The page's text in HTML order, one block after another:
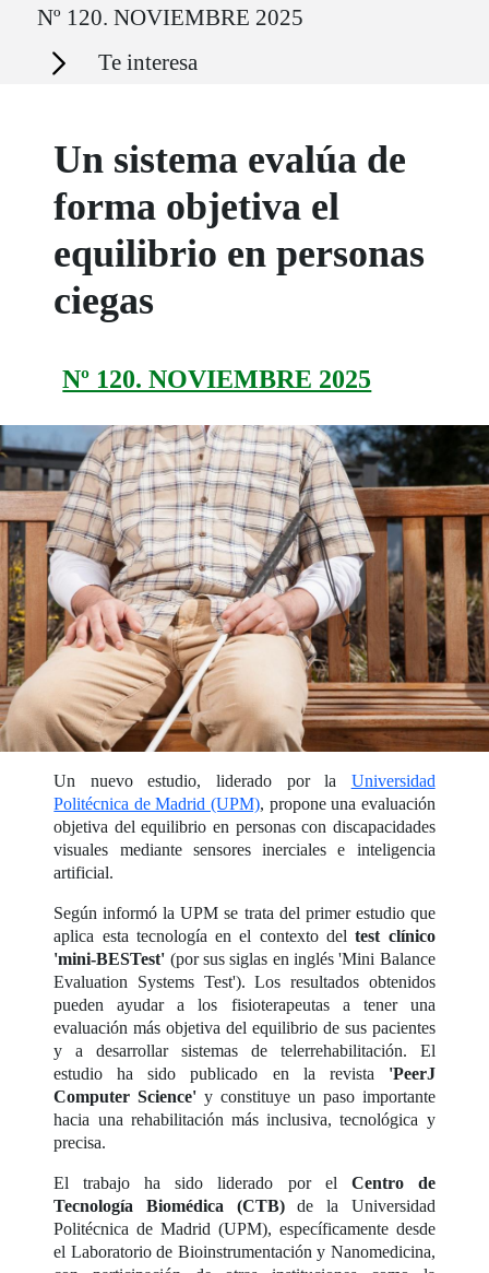
Nº 120. NOVIEMBRE 2025
Secciones Te interesa
Un sistema evalúa de
forma objetiva el
equilibrio en personas
ciegas
Nº 120. NOVIEMBRE 2025
Un nuevo estudio, liderado por la Universidad
Politécnica de Madrid (UPM), propone una evaluación
objetiva del equilibrio en personas con discapacidades
visuales mediante sensores inerciales e inteligencia
artificial.
Según informó la UPM se trata del primer estudio que
aplica esta tecnología en el contexto deltest clínico
'mini-BESTest' (por sus siglas en inglés 'Mini Balance
Evaluation Systems Test'). Los resultados obtenidos
pueden ayudar a los fisioterapeutas a tener una
evaluación más objetiva del equilibrio de sus pacientes
y a desarrollar sistemas de telerrehabilitación. El
estudio ha sido publicado en la revista 'PeerJ
Computer Science' y constituye un paso importante
hacia una rehabilitación más inclusiva, tecnológica y
precisa.
El trabajo ha sido liderado por el Centro de
Tecnología Biomédica (CTB)de la Universidad
Politécnica de Madrid (UPM), específicamente desde
el Laboratorio de Bioinstrumentación y Nanomedicina,